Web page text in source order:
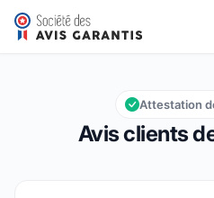
John Steel
Note globale : 9,6 sur 10
9,6/10
Avis clients
Attestation